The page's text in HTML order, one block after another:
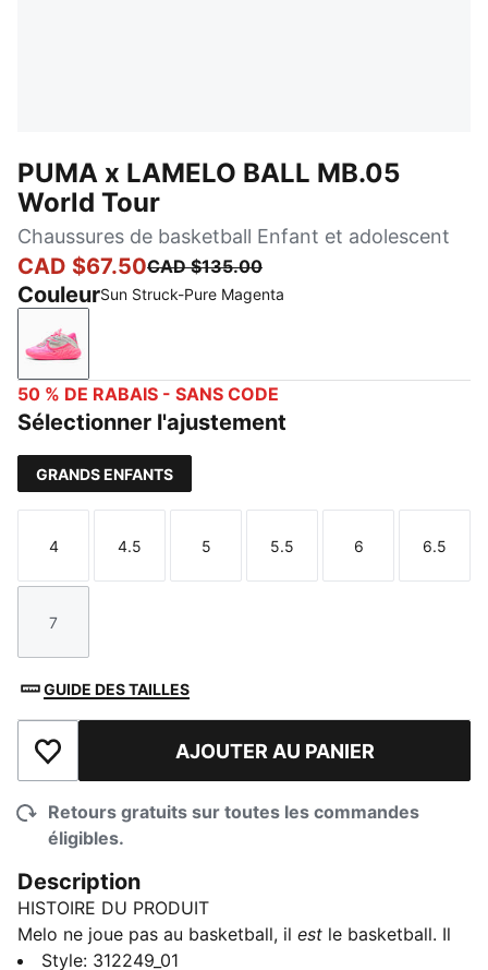
PUMA x LAMELO BALL MB.05
World Tour
Chaussures de basketball Enfant et adolescent
CAD $67.50CAD $135.00
CouleurSun Struck-Pure Magenta
Sun Struck-Pure Magenta
50 % DE RABAIS - SANS CODE
Sélectionner l'ajustement
GRANDS ENFANTS
Taille
4
Taille
4.5
Taille
5
Taille
5.5
Taille
6
Taille
6.5
Taille
7
GUIDE DES TAILLES
Ajouter à la liste de souhaits
AJOUTER AU PANIER
Retours gratuits sur toutes les commandes
éligibles.
Description
HISTOIRE DU PRODUIT
Melo ne joue pas au basketball, il est le basketball. Il
joue comme s’il n’avait jamais été entraîné. Comme s’il
Style: 312249_01